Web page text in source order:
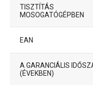
TISZTÍTÁS
MOSOGATÓGÉPBEN
EAN
A GARANCIÁLIS
(ÉVEKBEN)